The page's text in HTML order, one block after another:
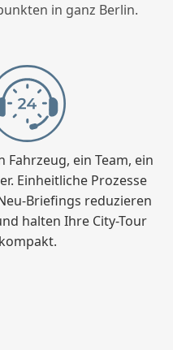
in ganz Berlin.
Fahrzeug, ein Team, ein
Einheitliche Prozesse
Briefings reduzieren
halten Ihre City-Tour
kompakt.